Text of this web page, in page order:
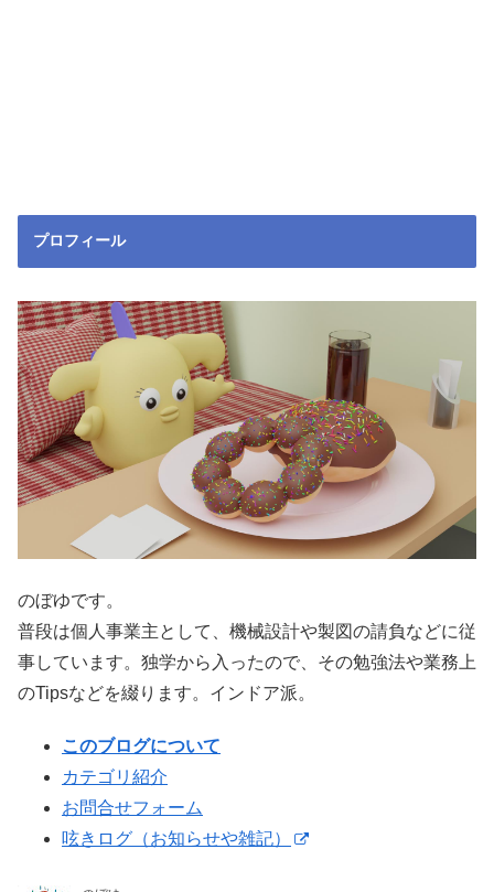
プロフィール
のぼゆです。
普段は個人事業主として、機械設計や製図の請負などに従
事しています。独学から入ったので、その勉強法や業務上
のTipsなどを綴ります。インドア派。
このブログについて
カテゴリ紹介
お問合せフォーム
呟きログ（お知らせや雑記）